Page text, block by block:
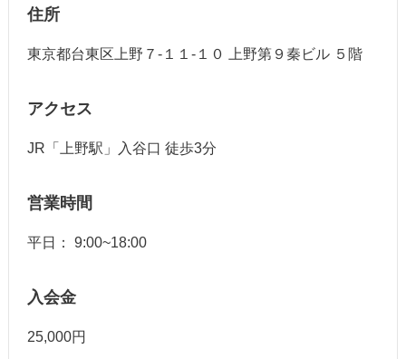
住所
東京都台東区上野７-１１-１０ 上野第９秦ビル ５階
アクセス
JR「上野駅」入谷口 徒歩3分
営業時間
平日： 9:00~18:00
入会金
25,000円